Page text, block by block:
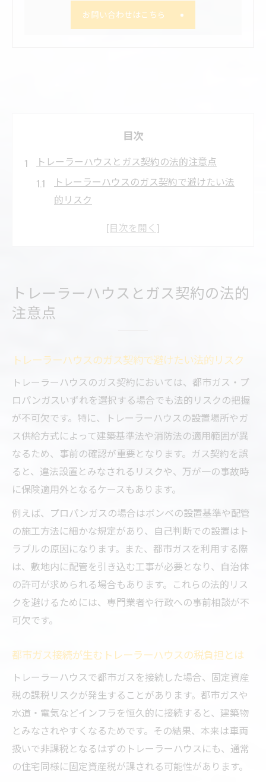
お問い合わせはこちら
目次
トレーラーハウスとガス契約の法的注意点
トレーラーハウスのガス契約で避けたい法
的リスク
ガス供給方式とトレーラーハウス固定資産
税の関係性
トレーラーハウスにはどのガス供給が最適
移動可能なトレーラーハウス向けガス選択
の基準
事業用トレーラーハウスに最適なガス方式
とは
トレーラーハウスのガス選択で後悔しない
ための比較ポイント
用途別トレーラーハウスのガス供給パター
ン実例
都市ガス利用可否を見極める方法
トレーラーハウスで都市ガス利用の可否を
置条件
トレーラーハウス都市ガス対応に必要な確
認事項
ガス設備工事が必要なトレーラーハウスの
ポイント
トレーラーハウスで都市ガス非対応時の代
替案を考える
トレーラーハウスとガス契約の法的
注意点
トレーラーハウスのガス契約で避けたい法的リスク
トレーラーハウスのガス契約においては、都市ガス・プ
ロパンガスいずれを選択する場合でも法的リスクの把握
が不可欠です。特に、トレーラーハウスの設置場所やガ
ス供給方式によって建築基準法や消防法の適用範囲が異
なるため、事前の確認が重要となります。ガス契約を誤
ると、違法設置とみなされるリスクや、万が一の事故時
に保険適用外となるケースもあります。
例えば、プロパンガスの場合はボンベの設置基準や配管
の施工方法に細かな規定があり、自己判断での設置はト
ラブルの原因になります。また、都市ガスを利用する際
は、敷地内に配管を引き込む工事が必要となり、自治体
の許可が求められる場合もあります。これらの法的リス
クを避けるためには、専門業者や行政への事前相談が不
可欠です。
都市ガス接続が生むトレーラーハウスの税負担とは
トレーラーハウスで都市ガスを接続した場合、固定資産
税の課税リスクが発生することがあります。都市ガスや
水道・電気などインフラを恒久的に接続すると、建築物
とみなされやすくなるためです。その結果、本来は車両
扱いで非課税となるはずのトレーラーハウスにも、通常
の住宅同様に固定資産税が課される可能性があります。